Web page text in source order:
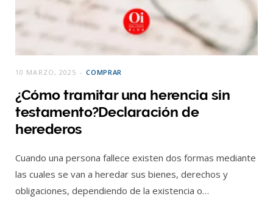
COMPRAR
10 MARZO, 2025
¿Cómo tramitar una herencia sin
testamento?Declaración de
herederos
Cuando una persona fallece existen dos formas mediante
las cuales se van a heredar sus bienes, derechos y
obligaciones, dependiendo de la existencia o…